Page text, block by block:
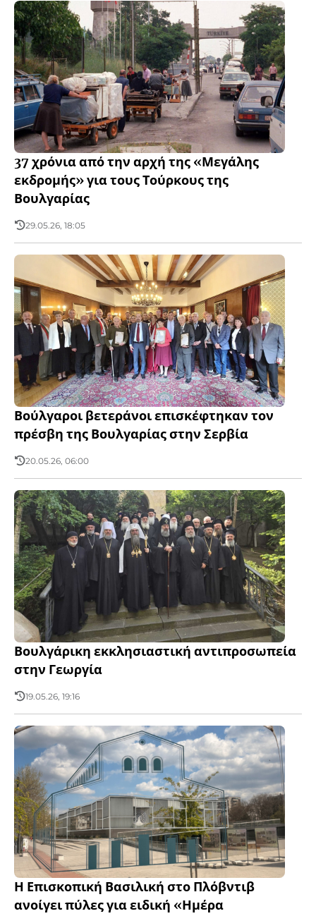
37 χρόνια από την αρχή της «Μεγάλης
εκδρομής» για τους Τούρκους της
Βουλγαρίας
29.05.26, 18:05
Βούλγαροι βετεράνοι επισκέφτηκαν τον
πρέσβη της Βουλγαρίας στην Σερβία
20.05.26, 06:00
Βουλγάρικη εκκλησιαστική αντιπροσωπεία
στην Γεωργία
19.05.26, 19:16
Η Επισκοπική Βασιλική στο Πλόβντιβ
ανοίγει πύλες για ειδική «Ημέρα